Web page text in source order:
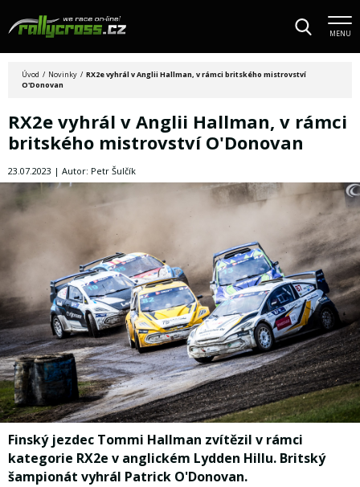
MENU
Úvod / Novinky / RX2e vyhrál v Anglii Hallman, v rámci britského mistrovství
O'Donovan
RX2e vyhrál v Anglii Hallman, v rámci
britského mistrovství O'Donovan
23.07.2023 | Autor: Petr Šulčík
Finský jezdec Tommi Hallman zvítězil v rámci
kategorie RX2e v anglickém Lydden Hillu. Britský
šampionát vyhrál Patrick O'Donovan.